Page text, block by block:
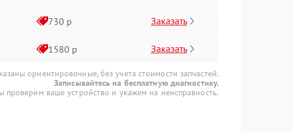
730 р Заказать
1580 р Заказать
ориентировочные, без учета стоимости запчастей.
Записывайтесь на бесплатную диагностику.
проверим ваше устройство и укажем на неисправность.